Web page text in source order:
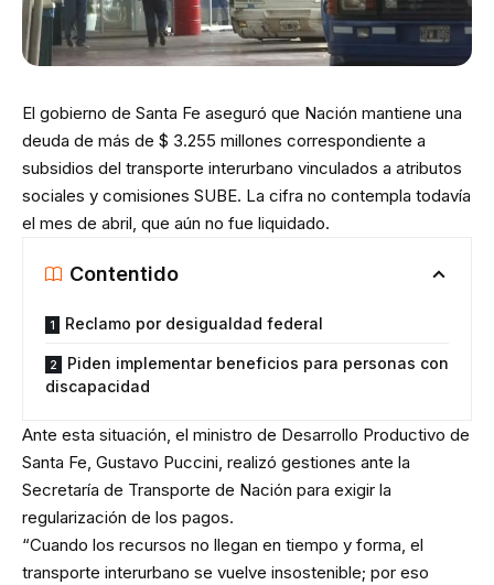
El gobierno de Santa Fe aseguró que Nación mantiene una
deuda de más de $ 3.255 millones correspondiente a
subsidios del transporte interurbano vinculados a atributos
sociales y comisiones SUBE. La cifra no contempla todavía
el mes de abril, que aún no fue liquidado.
Contentido
Reclamo por desigualdad federal
Piden implementar beneficios para personas con
discapacidad
Ante esta situación, el ministro de Desarrollo Productivo de
Santa Fe, Gustavo Puccini, realizó gestiones ante la
Secretaría de Transporte de Nación para exigir la
regularización de los pagos.
“Cuando los recursos no llegan en tiempo y forma, el
transporte interurbano se vuelve insostenible; por eso